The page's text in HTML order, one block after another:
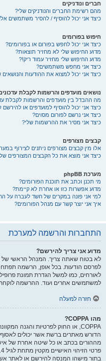
חברים ונודניקים
מהם רשימת החברים והנודניקים שלי?
כיצד אני יכול להוסיף / להסיר משתמשים
חיפוש בפורומים
כיצד אני יכול לחפש בפורום או בפורומים?
מדוע החיפוש שלי לא מחזיר תוצאות?
מדוע החיפוש שלי מחזיר עמוד ריק!?
כיצד אני מחפש משתמשים?
כיצד אני יכול למצוא את ההודעות והנושאים
נושאים מועדפים והרשמות לקבלת
מה ההבדל בין מועדפים והרשמות לקבלת
כיצד אני יכול להוסיף למועדפים או להירשם
כיצד אני נרשם לפורום מסוים?
כיצד אני מסיר את ההרשמות שלי?
קבצים מצורפים
אלו מין קבצים מצורפים ניתנים לצירוף
כיצד אני מוצא את כל הקבצים המצורפים
מערכת phpBB
מי תכנן וכתב את תוכנת הפורומים?
מדוע אפשרות כזו או אחרת לא קיימת?
למי אני פונה במקרים של חשד לעברה על
איך אני יוצר קשר עם מנהל הפורומים?
התחברות והרשמה למערכת
מדוע אני צריך להירשם?
לא בטוח שאתה צריך. המנהל הראשי של
לפרסם הודעות. בכל אופן, הרשמה תפתח
לאורחים, כמו למשל הגדרת תמונת
למשתמשים אחרים ועוד. ההרשמה
חזרה למעלה
מהו COPPA?
מההורים בכתב או כל שיטה אחרת של
בתור מישהו המנסה להירשם או לאתר